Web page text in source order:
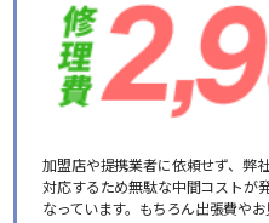
加盟店や提携業者に依頼せず、弊
対応するため無駄な中間コストが
なっています。もちろん出張費や